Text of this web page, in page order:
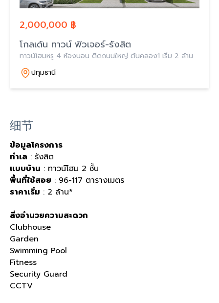
2,000,000 ฿
โกลเด้น ทาวน์ ฟิวเจอร์-รังสิต
ทาวน์โฮมหรู 4 ห้องนอน ติดถนนใหญ่ ต้นคลอง1 เริ่ม 2 ล้าน
ปทุมธานี
细节
ข้อมูลโครงการ
ทำเล : รังสิต
แบบบ้าน : ทาวน์โฮม 2 ชั้น
พื้นที่ใช้สอย : 96-117 ตารางเมตร
ราคาเริ่ม : 2 ล้าน*
สิ่งอำนวยความสะดวก
Clubhouse
Garden
Swimming Pool
Fitness
Security Guard
CCTV